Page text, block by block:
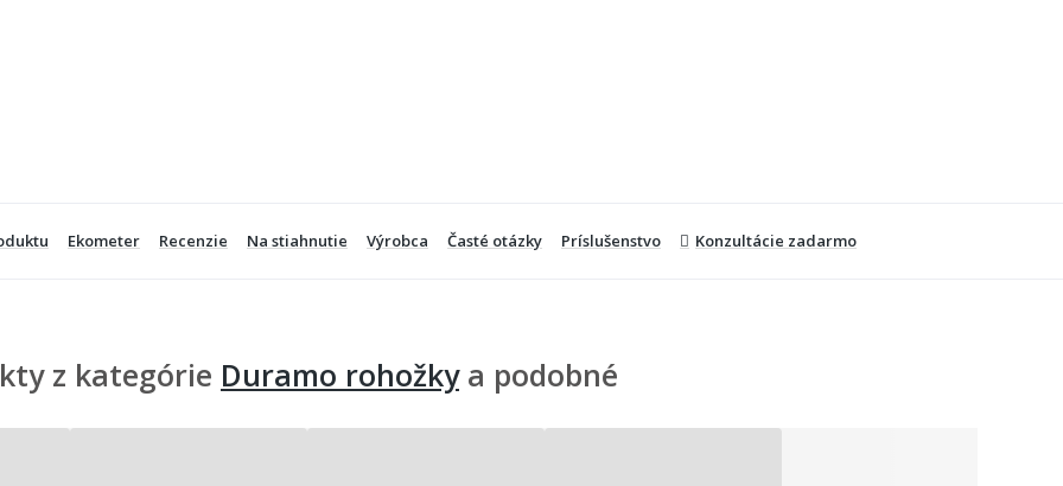
Ekometer Recenzie Na stiahnutie Výrobca Časté otázky Príslušenstvo Konzultácie zadarmo
z kategórie Duramo rohožkya podobné